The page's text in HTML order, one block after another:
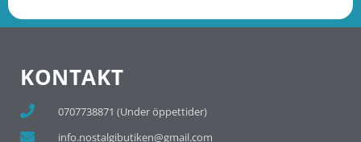
KONTAKT
0707738871 (Under öppettider)
info.nostalgibutiken@gmail.com